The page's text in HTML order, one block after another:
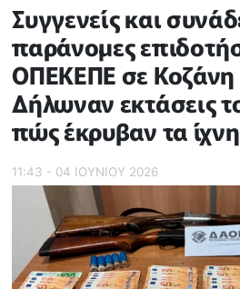
Συγγενείς και
παράνομες
ΟΠΕΚΕΠΕ σε Κοζάνη
Δήλωναν εκτάσεις
πώς έκρυβαν τα
11:43 - 04 ΙΟΥΝΙΟΥ 2026